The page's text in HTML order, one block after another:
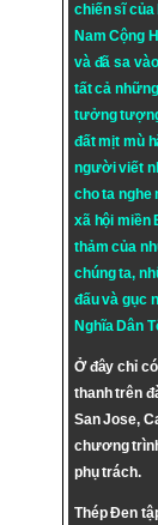
chiến sĩ của
Nam Cộng
và đã sa
tất cả
tưởng
đất mịt mù
người viết
cho ta nghe
xã hội miền
thảm của
chúng ta,
đấu và gục
Nghĩa Dân
Ở đây chỉ
thanh trên
San Jose,
chương
phụ trách.
Thép Đen